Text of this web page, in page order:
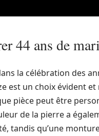
44 ans de
la célébration des
est un choix évident
pièce peut être
de la pierre a
tandis qu’une